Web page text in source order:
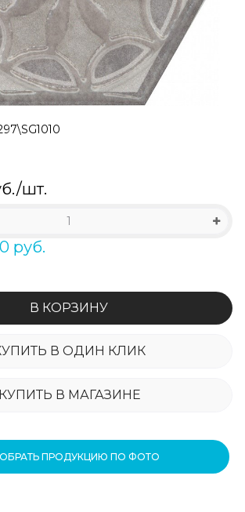
шт.
руб.
В КОРЗИНУ
В ОДИН КЛИК
КУПИТЬ В МАГАЗИНЕ
ПРОДУКЦИЮ ПО ФОТО